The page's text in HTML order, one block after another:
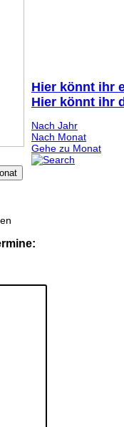
Hier könnt ihr
Hier könnt ihr
Nach Jahr
Nach Monat
Gehe zu Monat